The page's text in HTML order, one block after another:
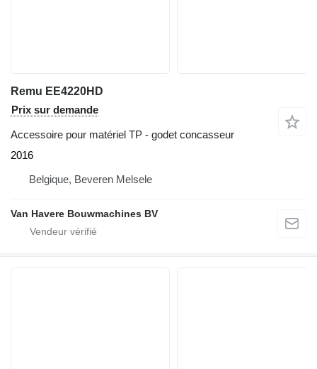
Remu EE4220HD
Prix sur demande
Accessoire pour matériel TP - godet concasseur
2016
Belgique, Beveren Melsele
Van Havere Bouwmachines BV